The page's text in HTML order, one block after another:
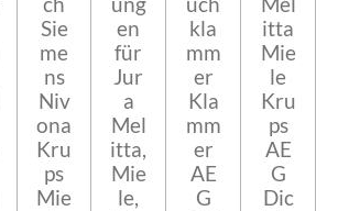
Sie
me
ns
Niv
ona
Kru
ps
Mie
en
für
Jur
a
Mel
itta,
Mie
le,
kla
mm
er
Kla
mm
er
AE
G
itta
Mie
le
Kru
ps
AE
G
Dic